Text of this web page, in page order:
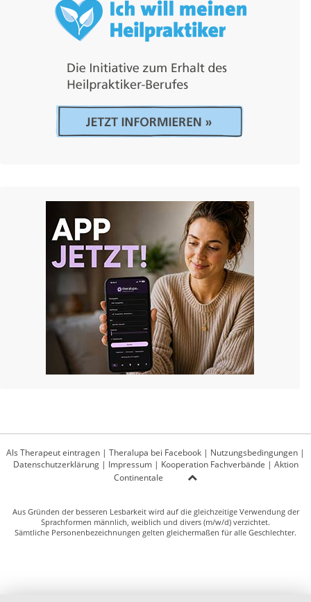
Als Therapeut eintragen | Theralupa bei Facebook | Nutzungsbedingungen |
Datenschutzerklärung| Impressum| Kooperation Fachverbände | Aktion
Continentale
Aus Gründen der besseren Lesbarkeit wird auf die gleichzeitige Verwendung der
Sprachformen männlich, weiblich und divers (m/w/d) verzichtet.
Sämtliche Personenbezeichnungen gelten gleichermaßen für alle Geschlechter.